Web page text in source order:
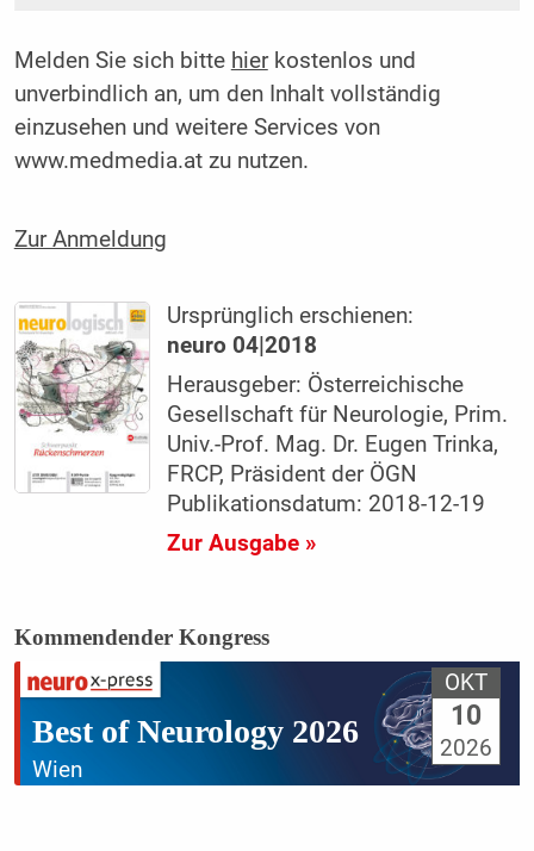
Melden Sie sich bitte hierkostenlos und
unverbindlich an, um den Inhalt vollständig
einzusehen und weitere Services von
www.medmedia.at zu nutzen.
Zur Anmeldung
Ursprünglich erschienen:
neuro 04|2018
Herausgeber: Österreichische
Gesellschaft für Neurologie, Prim.
Univ.-Prof. Mag. Dr. Eugen Trinka,
FRCP, Präsident der ÖGN
Publikationsdatum: 2018-12-19
Zur Ausgabe »
Kommendender Kongress
Best of Neurology 2026
Wien
OKT
10
2026